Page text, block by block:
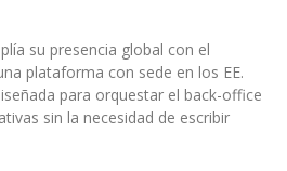
su presencia global con el
plataforma con sede en los EE.
para orquestar el back-office
sin la necesidad de escribir